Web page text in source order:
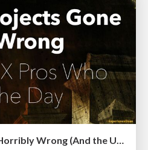
Digital Projects Gone Horribly Wrong (And the UX Pros Who Still Save the Day) - Dean Schuster